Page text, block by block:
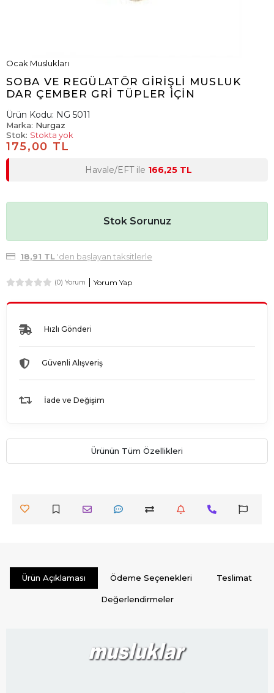
Ocak Muslukları
SOBA VE REGÜLATÖR GİRİŞLİ MUSLUK
DAR ÇEMBER GRİ TÜPLER İÇİN
Ürün Kodu: NG 5011
Marka: Nurgaz
Stok: Stokta yok
175,00 TL
Havale/EFT ile 166,25 TL
Stok Sorunuz
18,91 TL'den başlayan taksitlerle
(0) Yorum Yorum Yap
Hızlı Gönderi
Güvenli Alışveriş
İade ve Değişim
Ürünün Tüm Özellikleri
Ürün Açıklaması Ödeme Seçenekleri Teslimat
Değerlendirmeler